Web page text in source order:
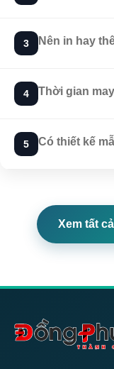
3 Nên in hay
4 Thời gian
5 Có thiết kế
Xem tất